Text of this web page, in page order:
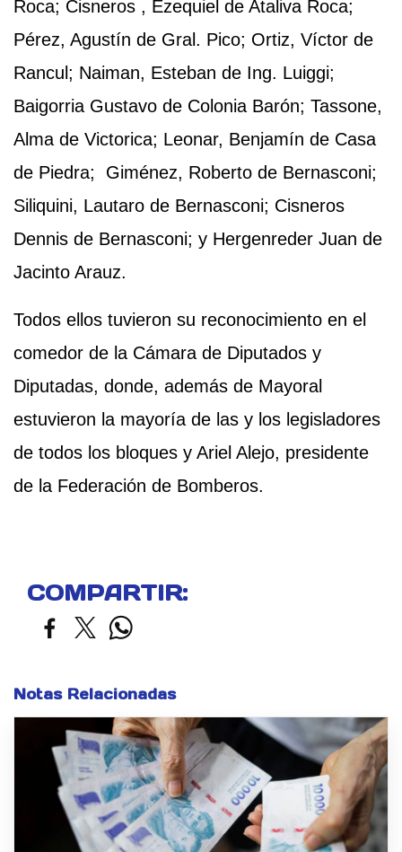
Roca; Cisneros , Ezequiel de Ataliva Roca;
Pérez, Agustín de Gral. Pico; Ortiz, Víctor de
Rancul; Naiman, Esteban de Ing. Luiggi;
Baigorria Gustavo de Colonia Barón; Tassone,
Alma de Victorica; Leonar, Benjamín de Casa
de Piedra; Giménez, Roberto de Bernasconi;
Siliquini, Lautaro de Bernasconi; Cisneros
Dennis de Bernasconi; y Hergenreder Juan de
Jacinto Arauz.
Todos ellos tuvieron su reconocimiento en el
comedor de la Cámara de Diputados y
Diputadas, donde, además de Mayoral
estuvieron la mayoría de las y los legisladores
de todos los bloques y Ariel Alejo, presidente
de la Federación de Bomberos.
COMPARTIR:
Notas Relacionadas